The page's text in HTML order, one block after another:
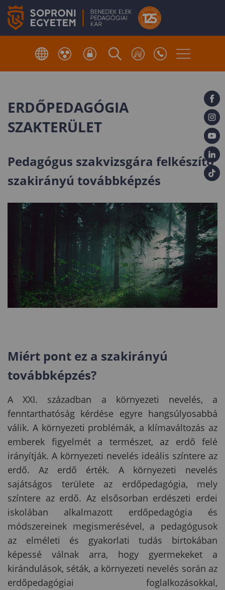
ERDŐPEDAGÓGIA
SZAKTERÜLET
Pedagógus szakvizsgára felkészítő
szakirányú továbbképzés
Miért pont ez a szakirányú
továbbképzés?
A XXI. században a környezeti nevelés, a
fenntarthatóság kérdése egyre hangsúlyosabbá
válik. A környezeti problémák, a klímaváltozás az
emberek figyelmét a természet, az erdő felé
irányítják. A környezeti nevelés ideális színtere az
erdő. Az erdő érték. A környezeti nevelés
sajátságos területe az erdőpedagógia, mely
színtere az erdő. Az elsősorban erdészeti erdei
iskolában alkalmazott erdőpedagógia és
módszereinek megismerésével, a pedagógusok
az elméleti és gyakorlati tudás birtokában
képessé válnak arra, hogy gyermekeket a
kirándulások, séták, a környezeti nevelés során az
erdőpedagógiai foglalkozásokkal,